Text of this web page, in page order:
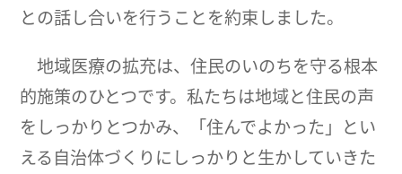
との話し合いを行うことを約束しました。
地域医療の拡充は、住民のいのちを守る根本
的施策のひとつです。私たちは地域と住民の声
をしっかりとつかみ、「住んでよかった」とい
える自治体づくりにしっかりと生かしていきた